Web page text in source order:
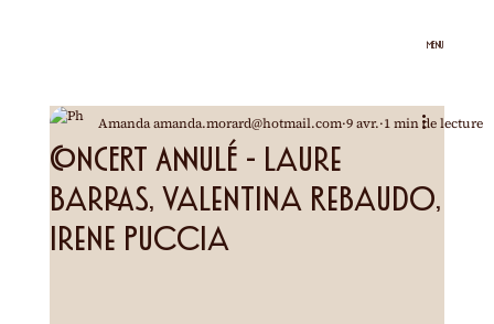
MENU
CONCERT ANNULÉ - Laure
Barras, Valentina Rebaudo,
Irene Puccia
Amanda amanda.morard@hotmail.com 9 avr. 1 min de lecture